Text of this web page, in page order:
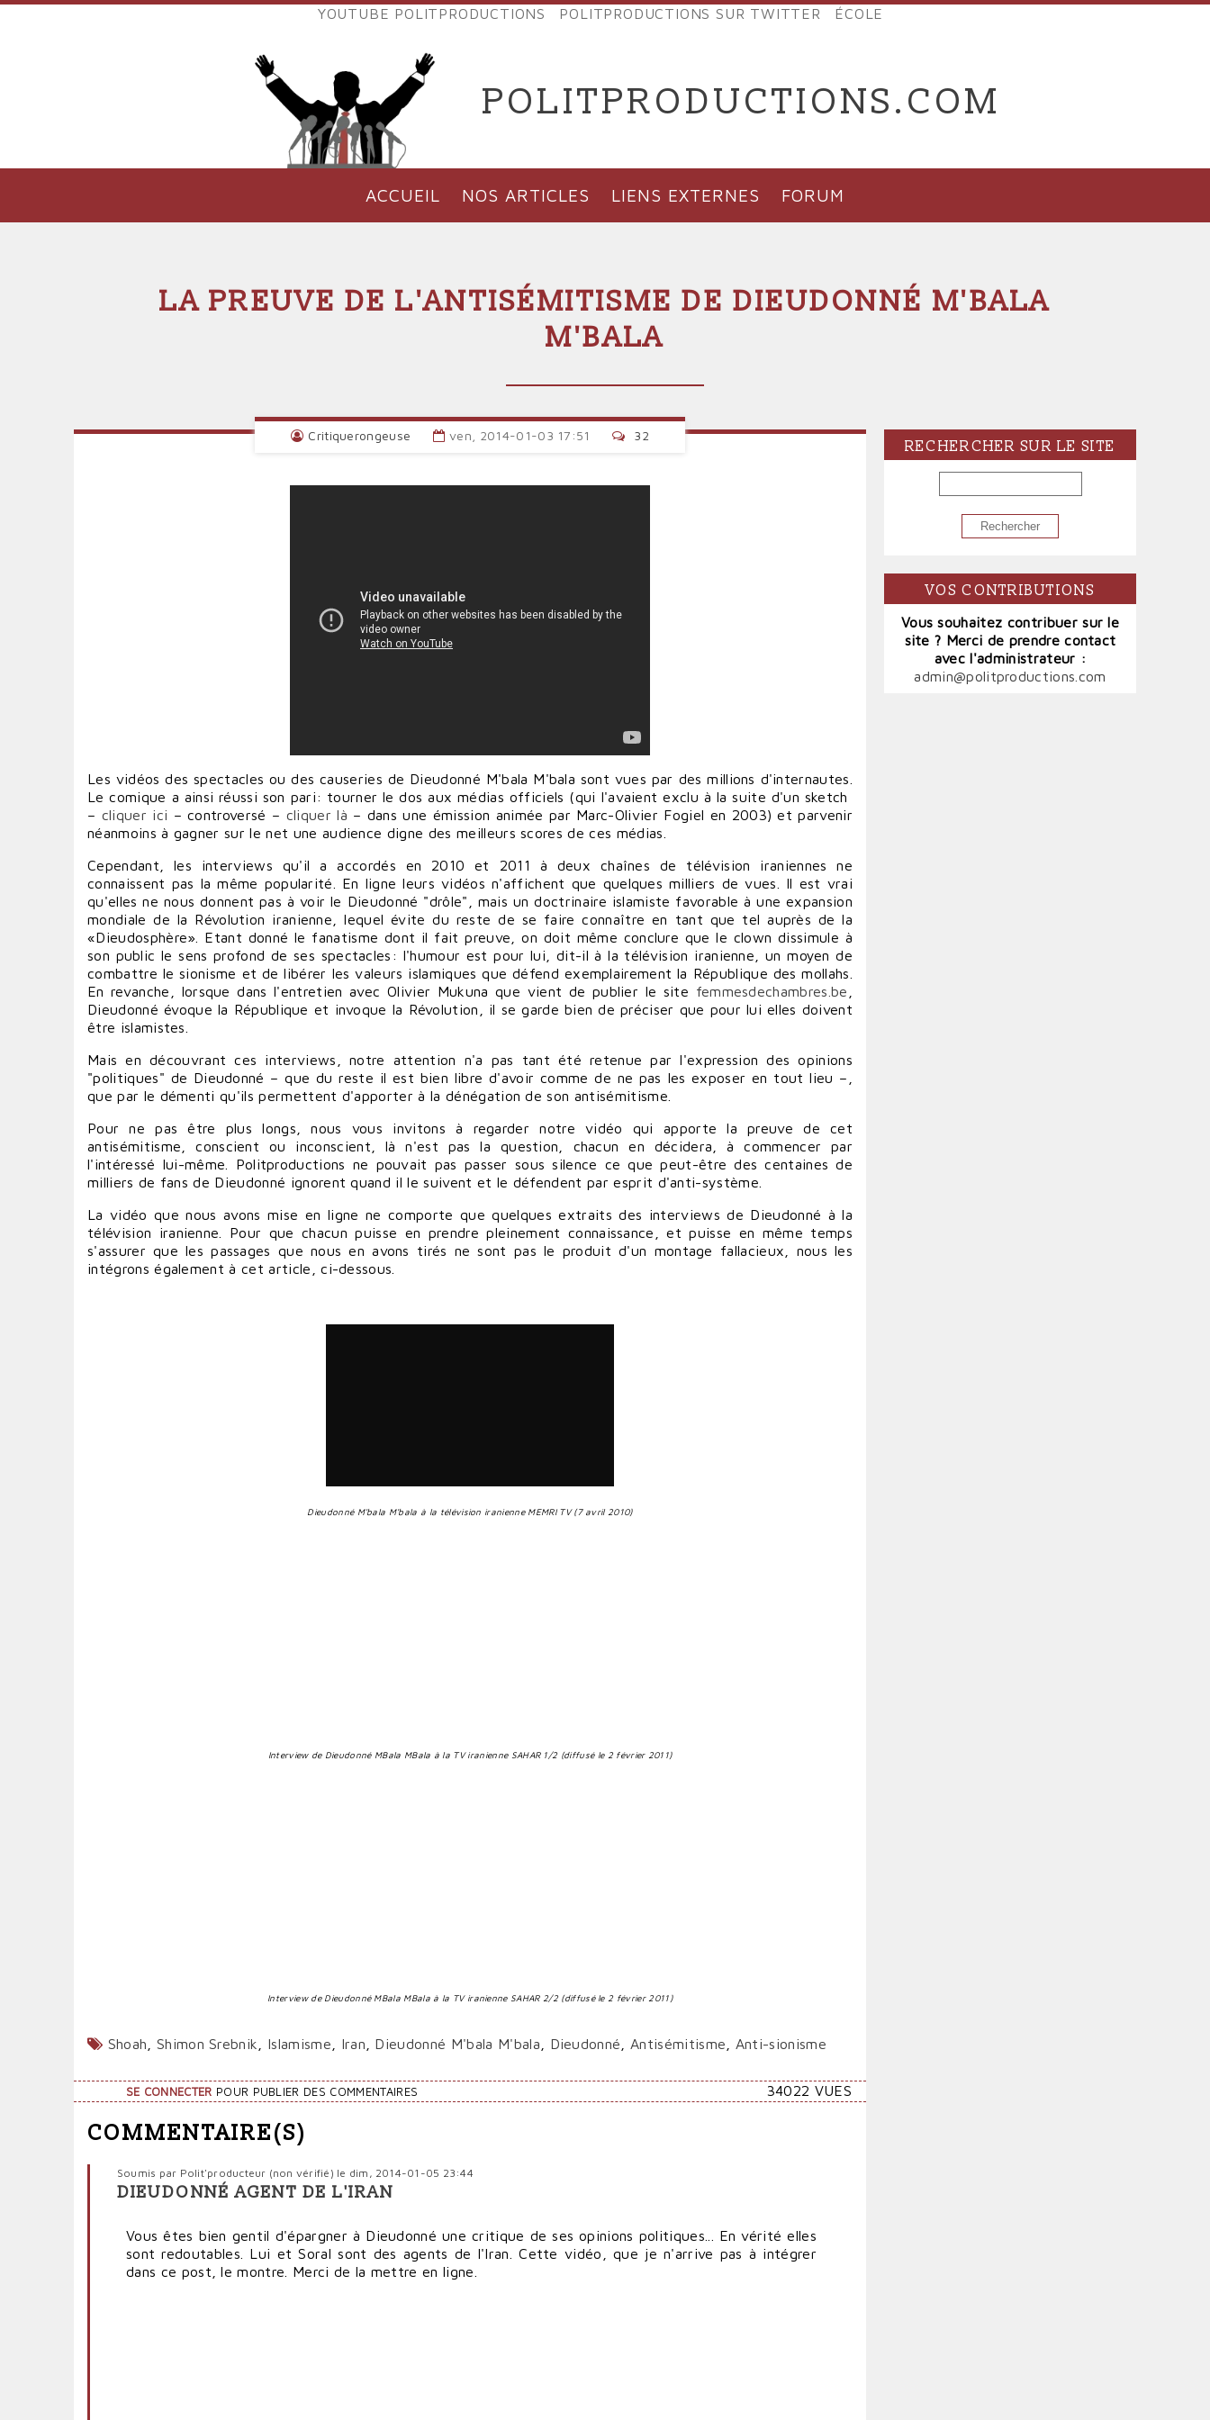
Aller
EXTERNES
VERS
POLIT'PRODUCTIONS
YOUTUBE POLITPRODUCTIONS POLITPRODUCTIONS SUR TWITTER ÉCOLE
POLITPRODUCTIONS.COM
PRINCIPALE
ACCUEIL NOS ARTICLES LIENS EXTERNES FORUM
LA PREUVE DE L'ANTISÉMITISME DE DIEUDONNÉ M'BALA
M'BALA
Critiquerongeuse ven, 2014-01-03 17:51 32
Les vidéos des spectacles ou des causeries de Dieudonné M'bala M'bala sont vues par des millions d'internautes.
Le comique a ainsi réussi son pari: tourner le dos aux médias officiels (qui l'avaient exclu à la suite d'un sketch
– cliquer ici – controversé – cliquer là – dans une émission animée par Marc-Olivier Fogiel en 2003) et parvenir
néanmoins à gagner sur le net une audience digne des meilleurs scores de ces médias.
Cependant, les interviews qu'il a accordés en 2010 et 2011 à deux chaînes de télévision iraniennes ne
connaissent pas la même popularité. En ligne leurs vidéos n'affichent que quelques milliers de vues. Il est vrai
qu'elles ne nous donnent pas à voir le Dieudonné "drôle", mais un doctrinaire islamiste favorable à une expansion
mondiale de la Révolution iranienne, lequel évite du reste de se faire connaître en tant que tel auprès de la
«Dieudosphère». Etant donné le fanatisme dont il fait preuve, on doit même conclure que le clown dissimule à
son public le sens profond de ses spectacles: l'humour est pour lui, dit-il à la télévision iranienne, un moyen de
combattre le sionisme et de libérer les valeurs islamiques que défend exemplairement la République des mollahs.
En revanche, lorsque dans l'entretien avec Olivier Mukuna que vient de publier le site femmesdechambres.be
Dieudonné évoque la République et invoque la Révolution, il se garde bien de préciser que pour lui elles doivent
être islamistes.
Mais en découvrant ces interviews, notre attention n'a pas tant été retenue par l'expression des opinions
"politiques" de Dieudonné – que du reste il est bien libre d'avoir comme de ne pas les exposer en tout lieu –,
que par le démenti qu'ils permettent d'apporter à la dénégation de son antisémitisme.
Pour ne pas être plus longs, nous vous invitons à regarder notre vidéo qui apporte la preuve de cet
antisémitisme, conscient ou inconscient, là n'est pas la question, chacun en décidera, à commencer par
l'intéressé lui-même. Politproductions ne pouvait pas passer sous silence ce que peut-être des centaines de
milliers de fans de Dieudonné ignorent quand il le suivent et le défendent par esprit d'anti-système.
La vidéo que nous avons mise en ligne ne comporte que quelques extraits des interviews de Dieudonné à la
télévision iranienne. Pour que chacun puisse en prendre pleinement connaissance, et puisse en même temps
s'assurer que les passages que nous en avons tirés ne sont pas le produit d'un montage fallacieux, nous les
intégrons également à cet article, ci-dessous.
Dieudonné M'bala M'bala à la télévision iranienne MEMRI TV (7 avril 2010)
Interview de Dieudonné MBala MBala à la TV iranienne SAHAR 1/2 (diffusé le 2 février 2011)
Interview de Dieudonné MBala MBala à la TV iranienne SAHAR 2/2 (diffusé le 2 février 2011)
Shoah Shimon Srebnik Islamisme Iran Dieudonné M'bala M'bala Dieudonné Antisémitisme Anti-sionisme
SE CONNECTER POUR PUBLIER DES COMMENTAIRES 34022 VUES
COMMENTAIRE(S)
Soumis par Polit'producteur (non vérifié) le dim, 2014-01-05 23:44
DIEUDONNÉ AGENT DE L'IRAN
Vous êtes bien gentil d'épargner à Dieudonné une critique de ses opinions politiques... En vérité elles
sont redoutables. Lui et Soral sont des agents de l'Iran. Cette vidéo, que je n'arrive pas à intégrer
dans ce post, le montre. Merci de la mettre en ligne.
RECHERCHER SUR LE SITE
RECHERCHER
VOS CONTRIBUTIONS
Vous souhaitez contribuer sur le
site ? Merci de prendre contact
avec l'administrateur :
admin@politproductions.com